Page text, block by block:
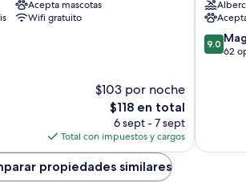
Acepta mascotas
Wifi gratuito
$103 por noche
El
precio
actual
es
de
$118
$118 en total
6 sept - 7 sept
Total con impuestos y cargos
Resort
di
Gallura
9.0
de
9.0
62
propiedades similares